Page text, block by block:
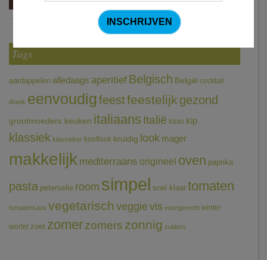
Tags
aardappelen alledaags aperitief Belgisch België cocktail
drank eenvoudigfeestfeestelijk gezond
grootmoeders keuken italiaans Italië kaas kip
klassiek klassieker knoflook kruidig look mager
makkelijk mediterraans origineel oven paprika
pasta peterselie room simpel snel klaar tomaten
tomatensaus vegetarischveggie vis voorgerecht winter
wortel zoet zomerzomers zonnig zuiders